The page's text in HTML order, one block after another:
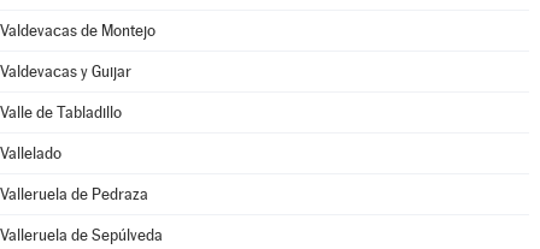
Valdevacas de Montejo
Valdevacas y Guijar
Valle de Tabladillo
Vallelado
Valleruela de Pedraza
Valleruela de Sepúlveda